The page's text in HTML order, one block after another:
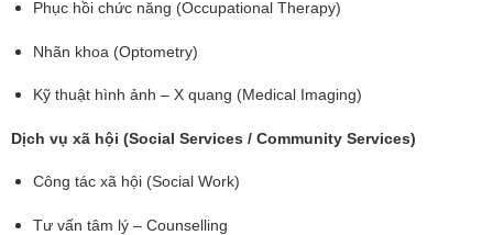
Phục hồi chức năng (Occupational Therapy)
Nhãn khoa (Optometry)
Kỹ thuật hình ảnh – X quang (Medical Imaging)
Dịch vụ xã hội (Social Services / Community Services)
Công tác xã hội (Social Work)
Tư vấn tâm lý – Counselling